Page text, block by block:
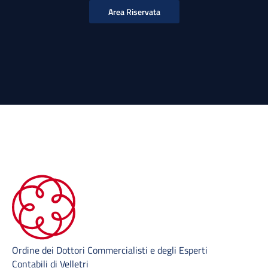
Area Riservata
Ordine dei Dottori Commercialisti e degli Esperti
Contabili di Velletri